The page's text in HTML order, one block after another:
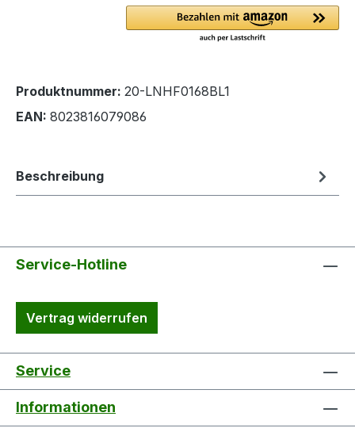
Produktnummer: 20-LNHF0168BL1
EAN: 8023816079086
Beschreibung
Service-Hotline
Vertrag widerrufen
Service
Informationen